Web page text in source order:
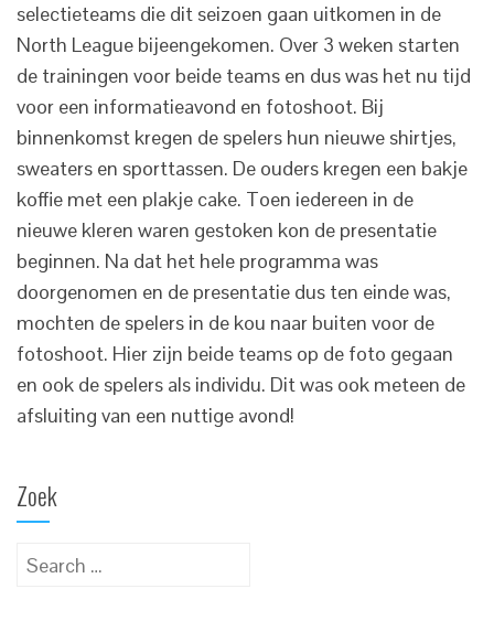
selectieteams die dit seizoen gaan uitkomen in de
North League bijeengekomen. Over 3 weken starten
de trainingen voor beide teams en dus was het nu tijd
voor een informatieavond en fotoshoot. Bij
binnenkomst kregen de spelers hun nieuwe shirtjes,
sweaters en sporttassen. De ouders kregen een bakje
koffie met een plakje cake. Toen iedereen in de
nieuwe kleren waren gestoken kon de presentatie
beginnen. Na dat het hele programma was
doorgenomen en de presentatie dus ten einde was,
mochten de spelers in de kou naar buiten voor de
fotoshoot. Hier zijn beide teams op de foto gegaan
en ook de spelers als individu. Dit was ook meteen de
afsluiting van een nuttige avond!
Zoek
Search